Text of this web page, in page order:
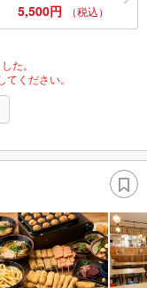
5,500円 （税込）
た。
ください。